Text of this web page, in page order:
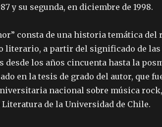
y su segunda, en diciembre de 1998.
consta de una historia temática del
literario, a partir del significado de
desde los años cincuenta hasta la
en la tesis de grado del autor, que
nacional sobre música
de la Universidad de Chile.